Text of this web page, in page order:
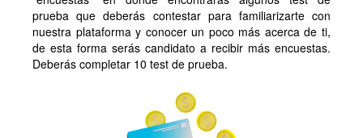
prueba que deberás contestar para familiarizarte con
nuestra plataforma y conocer un poco más acerca de ti,
de esta forma serás candidato a recibir más encuestas.
Deberás completar 10 test de prueba.